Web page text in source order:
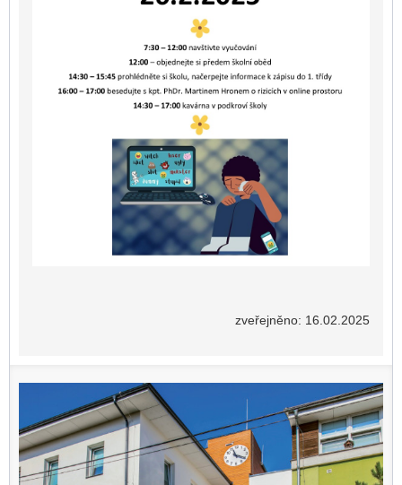
zveřejněno: 16.02.2025